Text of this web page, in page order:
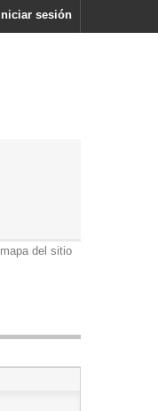
Iniciar sesión
mapa del sitio